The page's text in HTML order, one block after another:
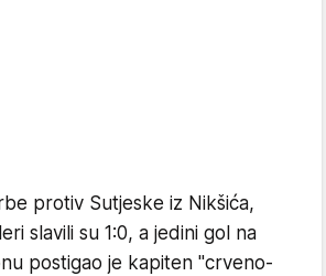
protiv Sutjeske iz Nikšića,
slavili su 1:0, a jedini gol na
postigao je kapiten "crveno-